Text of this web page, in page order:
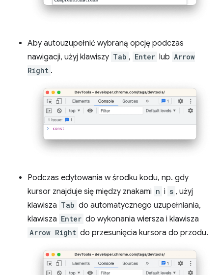
Aby autouzupełnić wybraną opcję podczas
nawigacji, użyj klawiszy Tab , Enter lub Arrow
Right .
Podczas edytowania w środku kodu, np. gdy
kursor znajduje się między znakami n i s , użyj
klawisza Tab do automatycznego uzupełniania,
klawisza Enter do wykonania wiersza i klawisza
Arrow Right do przesunięcia kursora do przodu.